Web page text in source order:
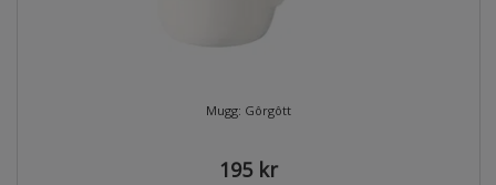
Mugg: Gôrgôtt
195 kr